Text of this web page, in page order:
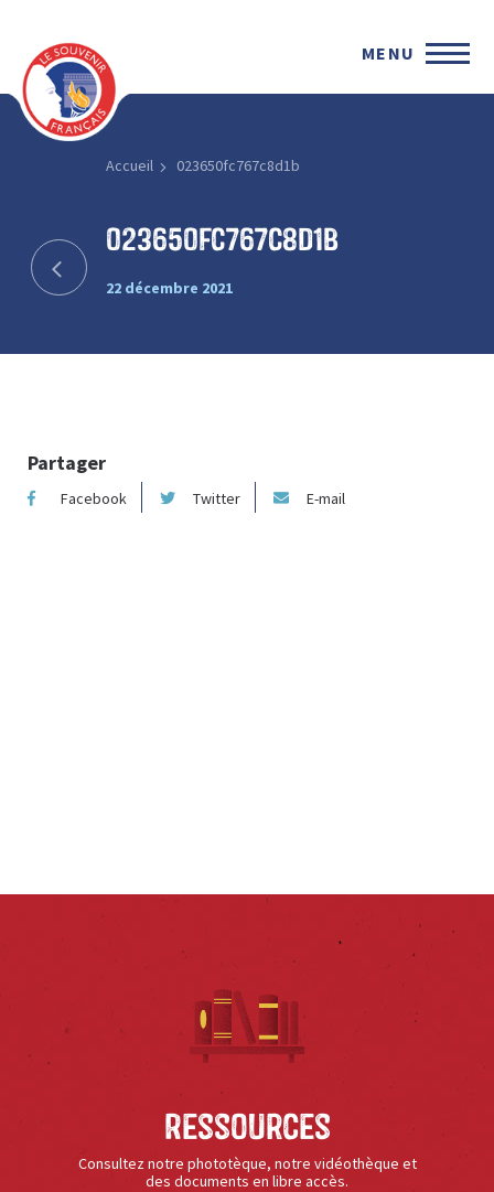
MENU
Accueil 023650fc767c8d1b
023650fc767c8d1b
22 décembre 2021
Partager
Facebook Twitter E-mail
Ressources
Consultez notre phototèque, notre vidéothèque et
des documents en libre accès.